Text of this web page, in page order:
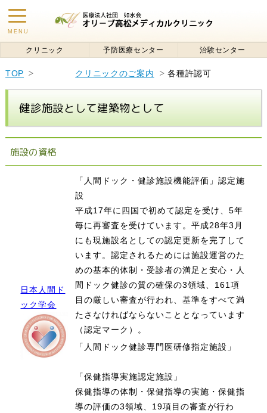
toggle
navigation
MENU
クリニック 予防医療センター 治験センター
TOP クリニックのご案内 各種許認可
健診施設として建築物として
施設の資格
日本人間ド
ック学会
「人間ドック・健診施設機能評価」認定施
設
平成17年に四国で初めて認定を受け、5年
毎に再審査を受けています。平成28年3月
にも現施設名としての認定更新を完了して
います。認定されるためには施設運営のた
めの基本的体制・受診者の満足と安心・人
間ドック健診の質の確保の3領域、161項
目の厳しい審査が行われ、基準をすべて満
たさなければならないこととなっています
（認定マーク）。
「人間ドック健診専門医研修指定施設」
「保健指導実施認定施設」
保健指導の体制・保健指導の実施・保健指
導の評価の3領域、19項目の審査が行わ